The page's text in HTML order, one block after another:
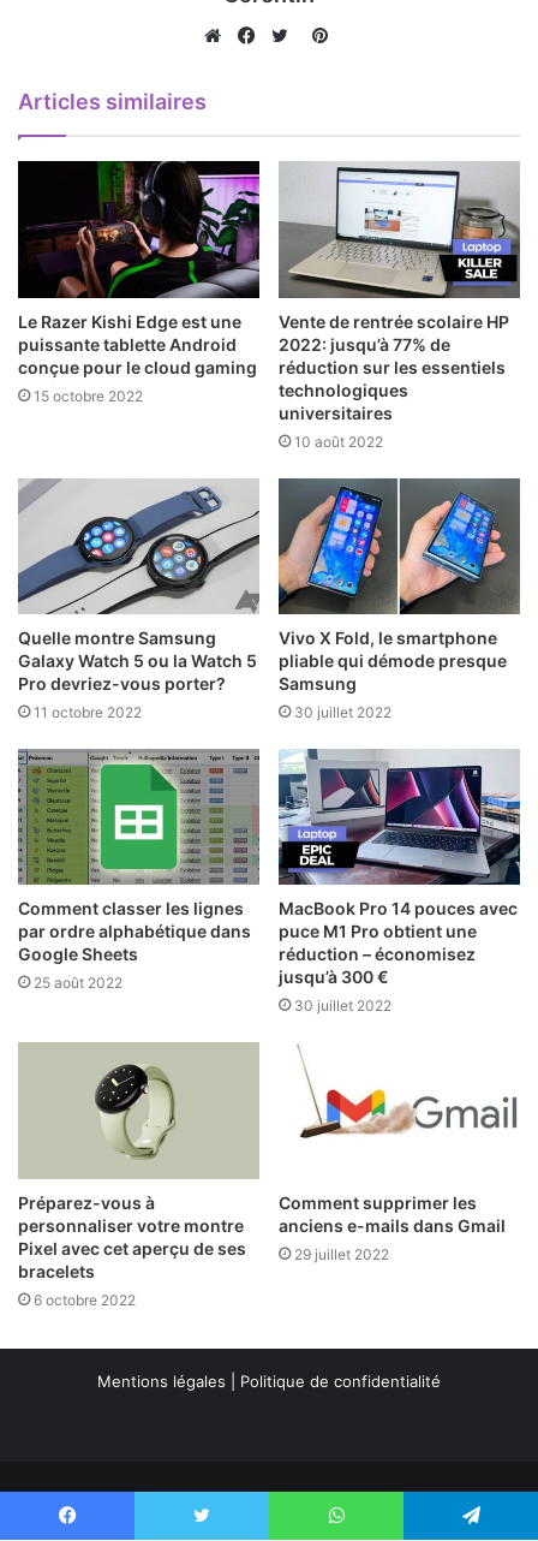
Pinterest
Articles similaires
Le Razer Kishi Edge est une
puissante tablette Android
conçue pour le cloud gaming
15 octobre 2022
Vente de rentrée scolaire HP
2022: jusqu’à 77% de
réduction sur les essentiels
technologiques
universitaires
10 août 2022
Quelle montre Samsung
Galaxy Watch 5 ou la Watch 5
Pro devriez-vous porter?
11 octobre 2022
Vivo X Fold, le smartphone
pliable qui démode presque
Samsung
30 juillet 2022
Comment classer les lignes
par ordre alphabétique dans
Google Sheets
25 août 2022
MacBook Pro 14 pouces avec
puce M1 Pro obtient une
réduction – économisez
jusqu’à 300 €
30 juillet 2022
Préparez-vous à
personnaliser votre montre
Pixel avec cet aperçu de ses
bracelets
6 octobre 2022
Comment supprimer les
anciens e-mails dans Gmail
29 juillet 2022
Mentions légales Politique de confidentialité
Copyright 2026, Tous droits réservés